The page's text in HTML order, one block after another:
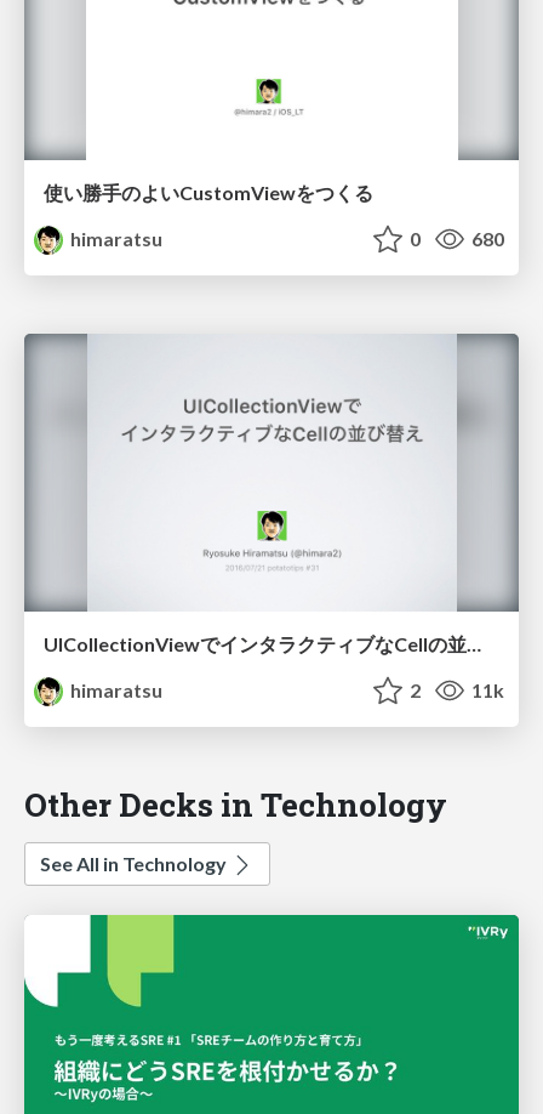
使い勝手のよいCustomViewをつくる
himaratsu
0 680
UICollectionViewでインタラクティブなCellの並び替え
himaratsu
2 11k
Other Decks in Technology
See All in Technology